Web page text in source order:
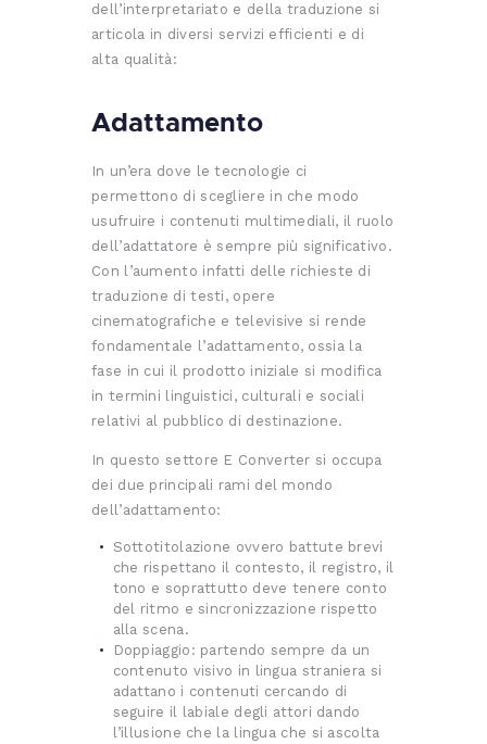
dell’interpretariato e della traduzione si
articola in diversi servizi efficienti e di
alta qualità:
Adattamento
In un’era dove le tecnologie ci
permettono di scegliere in che modo
usufruire i contenuti multimediali, il ruolo
dell’adattatore è sempre più significativo.
Con l’aumento infatti delle richieste di
traduzione di testi, opere
cinematografiche e televisive si rende
fondamentale l’adattamento, ossia la
fase in cui il prodotto iniziale si modifica
in termini linguistici, culturali e sociali
relativi al pubblico di destinazione.
In questo settore E Converter si occupa
dei due principali rami del mondo
dell’adattamento:
Sottotitolazione ovvero battute brevi
che rispettano il contesto, il registro, il
tono e soprattutto deve tenere conto
del ritmo e sincronizzazione rispetto
alla scena.
Doppiaggio: partendo sempre da un
contenuto visivo in lingua straniera si
adattano i contenuti cercando di
seguire il labiale degli attori dando
l’illusione che la lingua che si ascolta